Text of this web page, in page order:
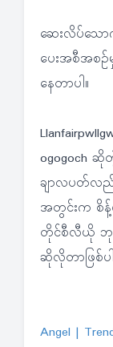
ဆေးလိပ်သော
ပေးအစီအစဉ်
နေတာပါ။
ogogoch
ချာလပတ်လ
အတွင်းက စိန့်
တိုင်စီလီယို ဘုရ
ဆိုလိုတာဖြစ်
Angel |